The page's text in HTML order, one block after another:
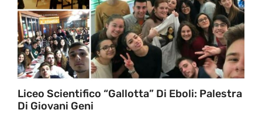
Liceo Scientifico “Gallotta” Di Eboli: Palestra
Di Giovani Geni